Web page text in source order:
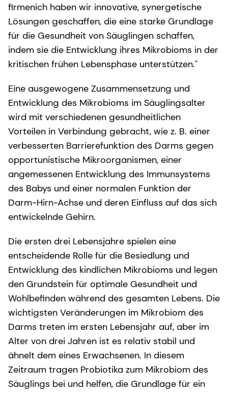
firmenich haben wir innovative, synergetische
Lösungen geschaffen, die eine starke Grundlage
für die Gesundheit von Säuglingen schaffen,
indem sie die Entwicklung ihres Mikrobioms in der
kritischen frühen Lebensphase unterstützen."
Eine ausgewogene Zusammensetzung und
Entwicklung des Mikrobioms im Säuglingsalter
wird mit verschiedenen gesundheitlichen
Vorteilen in Verbindung gebracht, wie z. B. einer
verbesserten Barrierefunktion des Darms gegen
opportunistische Mikroorganismen, einer
angemessenen Entwicklung des Immunsystems
des Babys und einer normalen Funktion der
Darm-Hirn-Achse und deren Einfluss auf das sich
entwickelnde Gehirn.
Die ersten drei Lebensjahre spielen eine
entscheidende Rolle für die Besiedlung und
Entwicklung des kindlichen Mikrobioms und legen
den Grundstein für optimale Gesundheit und
Wohlbefinden während des gesamten Lebens. Die
wichtigsten Veränderungen im Mikrobiom des
Darms treten im ersten Lebensjahr auf, aber im
Alter von drei Jahren ist es relativ stabil und
ähnelt dem eines Erwachsenen. In diesem
Zeitraum tragen Probiotika zum Mikrobiom des
Säuglings bei und helfen, die Grundlage für ein